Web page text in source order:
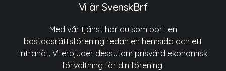
Vi är SvenskBrf
Med vår tjänst har du som bor i en
bostadsrättsförening redan en hemsida och ett
intranät. Vi erbjuder dessutom prisvärd ekonomisk
förvaltning för din förening.